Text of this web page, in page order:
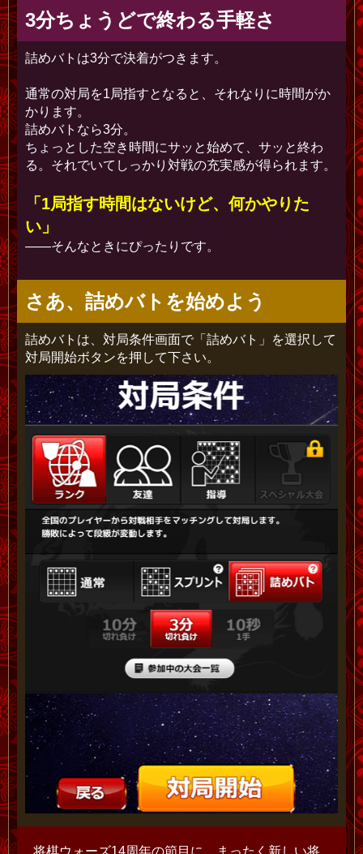
3分ちょうどで終わる手軽さ
詰めバトは3分で決着がつきます。
通常の対局を1局指すとなると、それなりに時間がか
かります。
詰めバトなら3分。
ちょっとした空き時間にサッと始めて、サッと終わ
る。それでいてしっかり対戦の充実感が得られます。
「1局指す時間はないけど、何かやりた
い」
——そんなときにぴったりです。
さあ、詰めバトを始めよう
詰めバトは、対局条件画面で「詰めバト」を選択して
対局開始ボタンを押して下さい。
将棋ウォーズ14周年の節目に、まったく新しい将